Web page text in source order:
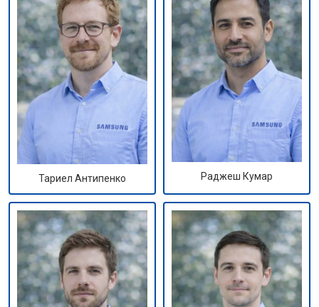
Тариел Антипенко Раджеш Кумар